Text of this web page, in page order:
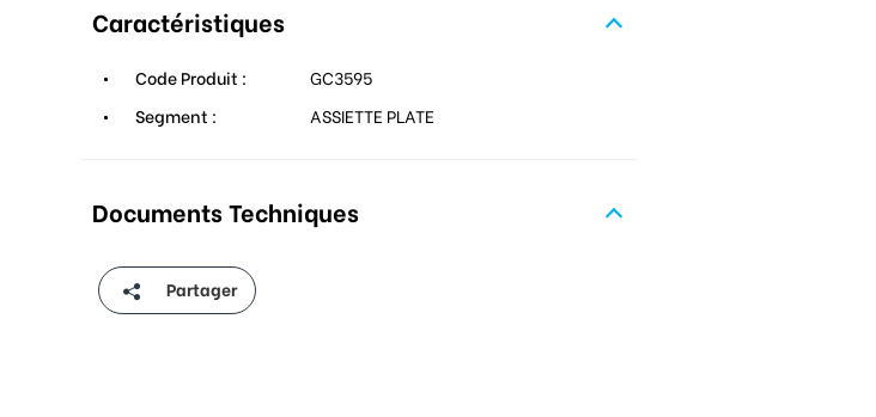
Caractéristiques
Code Produit :
GC3595
Segment :
ASSIETTE PLATE
Documents Techniques
Partager